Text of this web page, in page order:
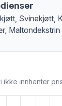
Svinekjøtt,
innhenter